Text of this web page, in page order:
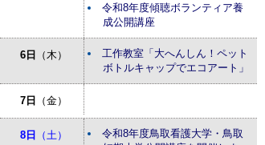
令和8年度傾聴ボランティア養
成公開講座
6日 （木）
工作教室「大へんしん！ペット
ボトルキャップでエコアート」
7日 （金）
8日 （土）
令和8年度鳥取看護大学・鳥取